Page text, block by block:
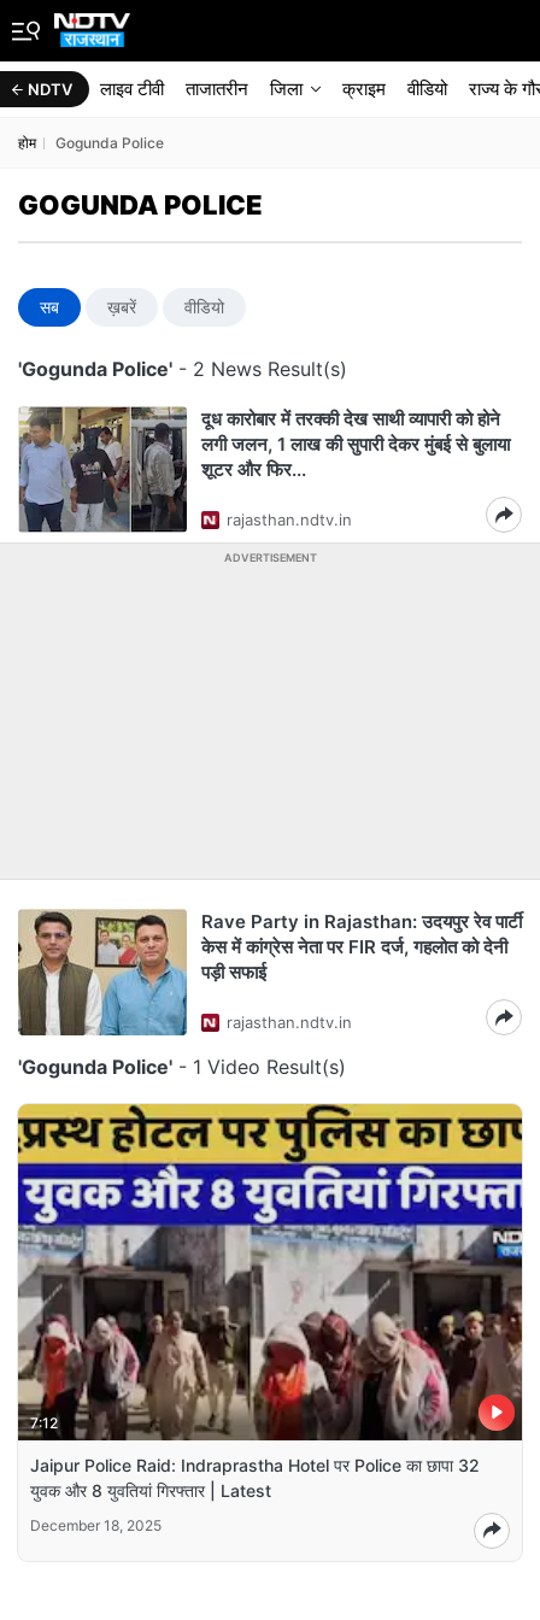
NDTV लाइव टीवी ताजातरीन जिला क्राइम वीडियो राज्‍य के
होम Gogunda Police
GOGUNDA POLICE
सब ख़बरें वीडियो
'Gogunda Police' - 2 News Result(s)
दूध कारोबार में तरक्की देख साथी व्यापारी को होने
लगी जलन, 1 लाख की सुपारी देकर मुंबई से बुलाया
शूटर और फिर...
rajasthan.ndtv.in
ADVERTISEMENT
Rave Party in Rajasthan: उदयपुर रेव पार्टी
केस में कांग्रेस नेता पर FIR दर्ज, गहलोत को देनी
पड़ी सफाई
rajasthan.ndtv.in
'Gogunda Police' - 1 Video Result(s)
7:12
Jaipur Police Raid: Indraprastha Hotel पर Police का छापा 32
युवक और 8 युवतियां गिरफ्तार | Latest
December 18, 2025